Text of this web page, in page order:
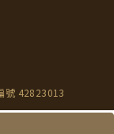
號 42823013